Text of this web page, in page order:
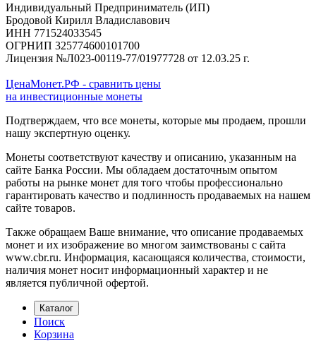
Индивидуальный Предприниматель (ИП)
Бродовой Кирилл Владиславович
ИНН 771524033545
ОГРНИП 325774600101700
Лицензия №Л023-00119-77/01977728 от 12.03.25 г.
ЦенаМонет.РФ - сравнить цены
на инвестиционные монеты
Подтверждаем, что все монеты, которые мы продаем, прошли
нашу экспертную оценку.
Монеты соответствуют качеству и описанию, указанным на
сайте Банка России. Мы обладаем достаточным опытом
работы на рынке монет для того чтобы профессионально
гарантировать качество и подлинность продаваемых на нашем
сайте товаров.
Также обращаем Ваше внимание, что описание продаваемых
монет и их изображение во многом заимствованы с сайта
www.cbr.ru. Информация, касающаяся количества, стоимости,
наличия монет носит информационный характер и не
является публичной офертой.
Каталог
Поиск
Корзина